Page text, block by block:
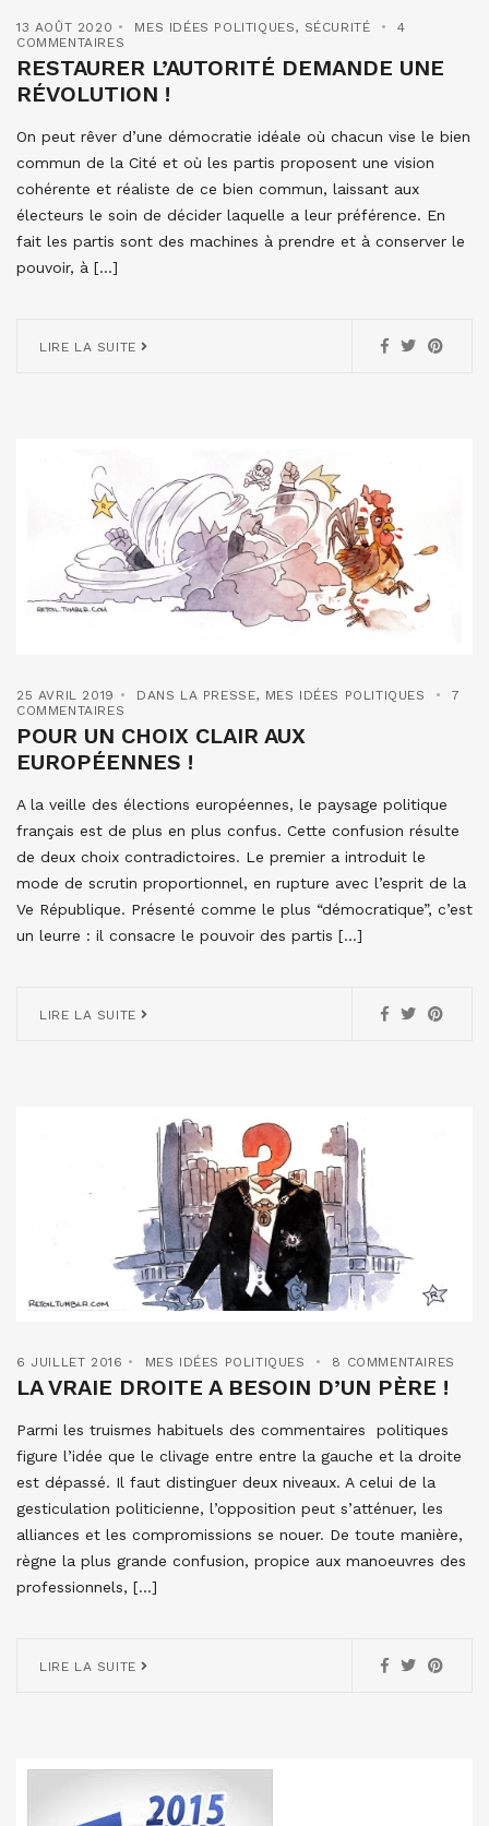
13 AOÛT 2020 MES IDÉES POLITIQUES, SÉCURITÉ
4
COMMENTAIRES
RESTAURER L’AUTORITÉ DEMANDE UNE
RÉVOLUTION !
On peut rêver d’une démocratie idéale où chacun vise le bien
commun de la Cité et où les partis proposent une vision
cohérente et réaliste de ce bien commun, laissant aux
électeurs le soin de décider laquelle a leur préférence. En
fait les partis sont des machines à prendre et à conserver le
pouvoir, à […]
LIRE LA SUITE
25 AVRIL 2019 DANS LA PRESSE, MES IDÉES POLITIQUES
7
COMMENTAIRES
POUR UN CHOIX CLAIR AUX
EUROPÉENNES !
A la veille des élections européennes, le paysage politique
français est de plus en plus confus. Cette confusion résulte
de deux choix contradictoires. Le premier a introduit le
mode de scrutin proportionnel, en rupture avec l’esprit de la
Ve République. Présenté comme le plus “démocratique”, c’est
un leurre : il consacre le pouvoir des partis […]
LIRE LA SUITE
6 JUILLET 2016 MES IDÉES POLITIQUES 8 COMMENTAIRES
LA VRAIE DROITE A BESOIN D’UN PÈRE !
Parmi les truismes habituels des commentaires politiques
figure l’idée que le clivage entre entre la gauche et la droite
est dépassé. Il faut distinguer deux niveaux. A celui de la
gesticulation politicienne, l’opposition peut s’atténuer, les
alliances et les compromissions se nouer. De toute manière,
règne la plus grande confusion, propice aux manoeuvres des
professionnels, […]
LIRE LA SUITE